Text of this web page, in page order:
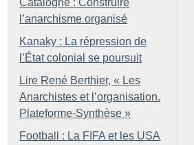
l’anarchisme organisé
Kanaky : La répression de
l’État colonial se poursuit
Lire René Berthier, « Les
Anarchistes et l’organisation.
Plateforme-Synthèse »
Football : La FIFA et les USA